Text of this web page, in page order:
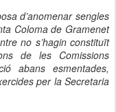
d’anomenar sengles
Coloma de Gramenet
no s’hagin constituït
de les Comissions
abans esmentades,
per la Secretaria